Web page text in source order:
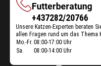
Futterberatung
Futterberatung
+437282/20766
Unsere Katzen-Experten beraten
allen Fragen rund um das Thema
Öffnungszeiten
Mo.-Fr. 08:00-17:00 Uhr
Sa.
08:00-14:00 Uhr